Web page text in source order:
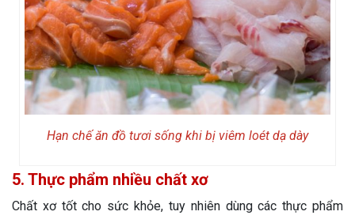
Hạn chế ăn đồ tươi sống khi bị viêm loét dạ dày
5. Thực phẩm nhiều chất xơ
Chất xơ tốt cho sức khỏe, tuy nhiên dùng các thực phẩm